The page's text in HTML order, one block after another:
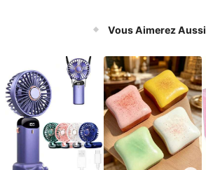
Vous Aimerez Aussi